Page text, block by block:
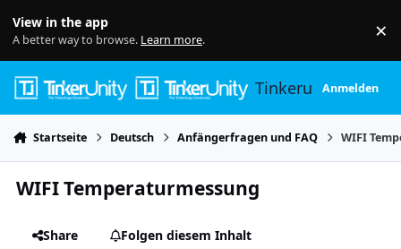
View in the app
A better way to browse. Learn more. ×
TinkerunityAnmelden
Startseite Deutsch Anfängerfragen und FAQ WIFI
WIFI Temperaturmessung
Share
Folgen diesem Inhalt